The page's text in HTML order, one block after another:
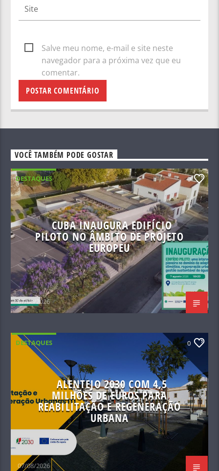
Salve meu nome, e-mail e site neste
navegador para a próxima vez que eu
comentar.
VOCÊ TAMBÉM PODE GOSTAR
DESTAQUES 0
CUBA INAUGURA EDIFÍCIO
PILOTO NO ÂMBITO DE PROJETO
EUROPEU
07/08/2026
DESTAQUES 0
ALENTEJO 2030 COM 4,5
MILHÕES DE EUROS PARA
REABILITAÇÃO E REGENERAÇÃO
URBANA
07/08/2026